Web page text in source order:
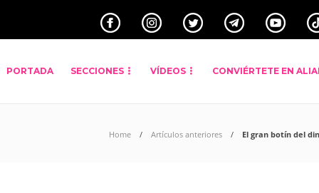
PORTADA SECCIONES VÍDEOS CONVIÉRTETE EN
Home Artículos anteriores El gran botín del